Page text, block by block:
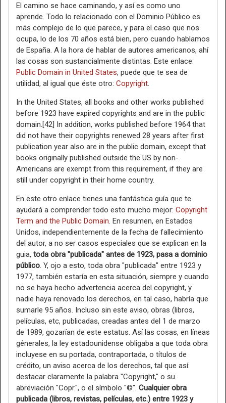
El camino se hace caminando, y así es como uno
aprende. Todo lo relacionado con el Dominio Público es
más complejo de lo que parece, y para el caso que nos
ocupa, lo de los 70 años está bien, pero cuando hablamos
de España. A la hora de hablar de autores americanos, ahí
las cosas son sustancialmente distintas. Este enlace:
Public Domain in United States, puede que te sea de
utilidad, al igual que éste otro: Copyright.
In the United States, all books and other works published
before 1923 have expired copyrights and are in the public
domain.[42] In addition, works published before 1964 that
did not have their copyrights renewed 28 years after first
publication year also are in the public domain, except that
books originally published outside the US by non-
Americans are exempt from this requirement, if they are
still under copyright in their home country.
En este otro enlace tienes una fantástica guía que te
ayudará a comprender todo esto mucho mejor: Copyright
Term and the Public Domain. En resumen, en Estados
Unidos, independientemente de la fecha de fallecimiento
del autor, a no ser casos especiales que se explican en la
guia, toda obra "publicada" antes de 1923, pasa a dominio
público. Y, ojo a esto, toda obra "publicada" entre 1923 y
1977, también estaría en esta situación, siempre y cuando
no se haya hecho advertencia acerca del copyright, y
nadie haya renovado los derechos, en tal caso, habría que
sumarle 95 años. Incluso sin este aviso, obras (libros,
películas, etc, publicadas, creadas antes del 1 de marzo
de 1989, gozarían de este estatus. Así las cosas, en líneas
génerales, la ley estadounidense obligaba a que toda obra
incluyese en su portada, contraportada, o títulos de
crédito, un aviso acerca de los derechos, tal que así:
destacar claramente la palabra "Copyright," o su
abreviación "Copr.", o el símbolo "©". Cualquier obra
publicada (libros, revistas, películas, etc.) entre 1923 y